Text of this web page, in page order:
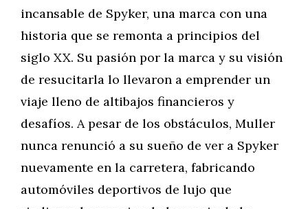
incansable de Spyker, una marca con una
historia que se remonta a principios del
siglo XX. Su pasión por la marca y su visión
de resucitarla lo llevaron a emprender un
viaje lleno de altibajos financieros y
desafíos. A pesar de los obstáculos, Muller
nunca renunció a su sueño de ver a Spyker
nuevamente en la carretera, fabricando
automóviles deportivos de lujo que